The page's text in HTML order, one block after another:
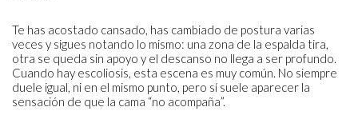
Te has acostado cansado, has cambiado de postura varias
veces y sigues notando lo mismo: una zona de la espalda tira,
otra se queda sin apoyo y el descanso no llega a ser profundo.
Cuando hay escoliosis, esta escena es muy común. No siempre
duele igual, ni en el mismo punto, pero sí suele aparecer la
sensación de que la cama “no acompaña”.